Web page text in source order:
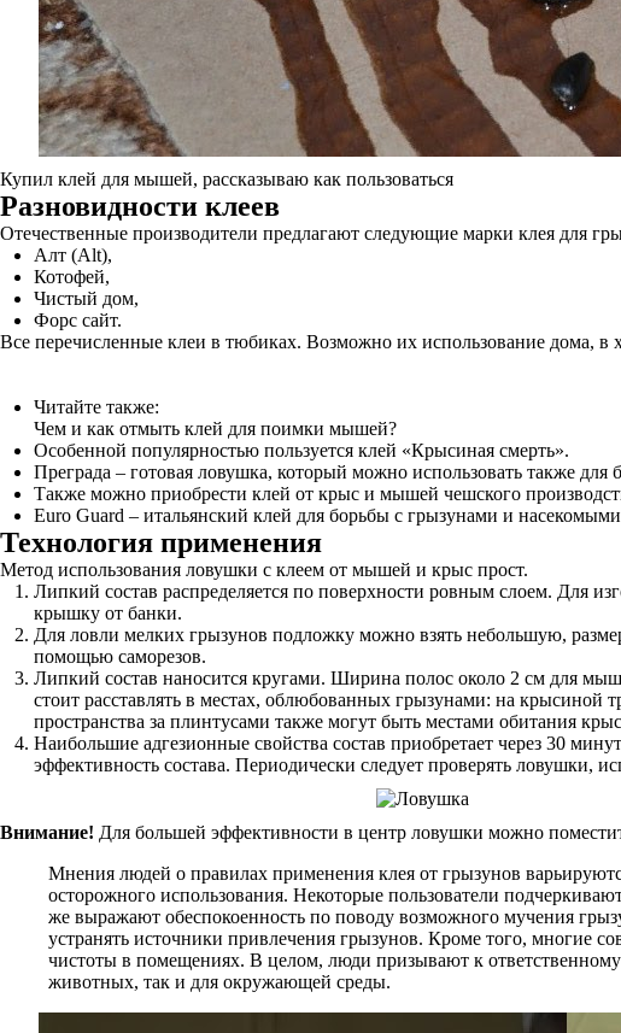
Купил клей для мышей, рассказываю как пользоваться
Разновидности клеев
Отечественные производители предлагают следующие марки клея для
Алт (Alt),
Котофей,
Чистый дом,
Форс сайт.
Все перечисленные клеи в тюбиках. Возможно их использование дома, в
Читайте также:
Чем и как отмыть клей для поимки мышей?
Особенной популярностью пользуется клей «Крысиная смерть».
Преграда – готовая ловушка, который можно использовать также
Также можно приобрести клей от крыс и мышей чешского
Euro Guard – итальянский клей для борьбы с грызунами и
Технология применения
Метод использования ловушки с клеем от мышей и крыс прост.
Липкий состав распределяется по поверхности ровным слоем. Для
крышку от банки.
Для ловли мелких грызунов подложку можно взять небольшую,
помощью саморезов.
Липкий состав наносится кругами. Ширина полос около 2 см для
стоит расставлять в местах, облюбованных грызунами: на
пространства за плинтусами также могут быть местами обитания
Наибольшие адгезионные свойства состав приобретает через 30
эффективность состава. Периодически следует проверять ловушки,
Внимание! Для большей эффективности в центр ловушки можно
Мнения людей о правилах применения клея от грызунов
осторожного использования. Некоторые пользователи
же выражают обеспокоенность по поводу возможного мучения
устранять источники привлечения грызунов. Кроме того, многие
чистоты в помещениях. В целом, люди призывают к
животных, так и для окружающей среды.